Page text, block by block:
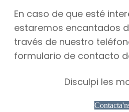
En caso de que esté
estaremos encantados
través de nuestro
formulario de contacto
Disculpi les